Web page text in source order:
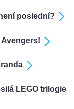
poslední?
Avengers!
LEGO trilogie